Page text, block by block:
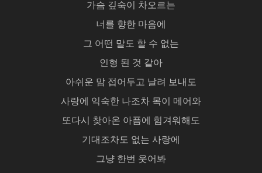
가슴 깊숙이 차오르는
너를 향한 마음에
그 어떤 말도 할 수 없는
인형 된 것 같아
아쉬운 맘 접어두고 날려 보내도
사랑에 익숙한 나조차 목이 메어와
또다시 찾아온 아픔에 힘겨워해도
기대조차도 없는 사랑에
그냥 한번 웃어봐